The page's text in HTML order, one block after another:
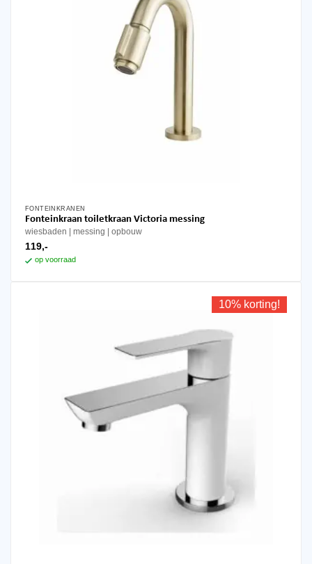
FONTEINKRANEN
Fonteinkraan toiletkraan Victoria messing
wiesbaden messing opbouw
119,-
op voorraad
10% korting!